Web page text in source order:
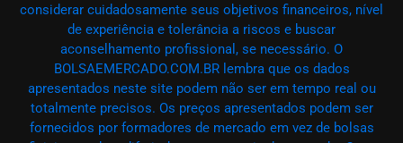
considerar cuidadosamente seus objetivos financeiros, nível
de experiência e tolerância a riscos e buscar
aconselhamento profissional, se necessário. O
BOLSAEMERCADO.COM.BR lembra que os dados
apresentados neste site podem não ser em tempo real ou
totalmente precisos. Os preços apresentados podem ser
fornecidos por formadores de mercado em vez de bolsas